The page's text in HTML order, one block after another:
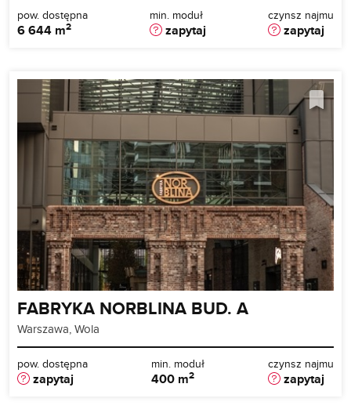
pow. dostępna
6 644 m2
min. moduł
zapytaj
czynsz najmu
zapytaj
FABRYKA NORBLINA BUD. A
Warszawa, Wola
pow. dostępna
zapytaj
min. moduł
400 m2
czynsz najmu
zapytaj